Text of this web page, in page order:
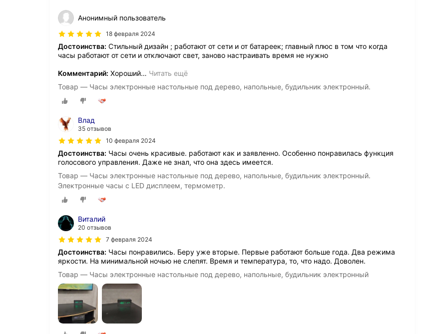
Анонимный пользователь
18 февраля 2024
Достоинства: Стильный дизайн ; работают от сети и от батареек; главный плюс в том что когда
часы работают от сети и отключают свет, заново настраивать время не нужно
Комментарий: Хороший… Читать ещё
Товар — Часы электронные настольные под дерево, напольные, будильник электронный.
Влад
35 отзывов
10 февраля 2024
Достоинства: Часы очень красивые. работают как и заявленно. Особенно понравилась функция
голосового управления. Даже не знал, что она здесь имеется.
Товар — Часы электронные настольные под дерево, напольные, будильник электронный.
Электронные часы с LED дисплеем, термометр.
Виталий
20 отзывов
7 февраля 2024
Достоинства: Часы понравились. Беру уже вторые. Первые работают больше года. Два режима
яркости. На минимальной ночью не слепят. Время и температура, то, что надо. Доволен.
Товар — Часы электронные настольные под дерево, напольные, будильник электронный